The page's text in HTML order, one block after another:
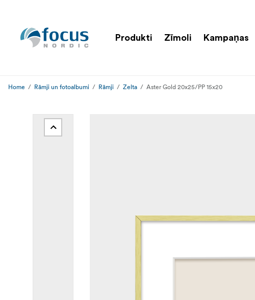
Produkti Zīmoli Kampaņas
Home Rāmji un fotoalbumi Rāmji Zelta Aster Gold 20x25/PP 15x20